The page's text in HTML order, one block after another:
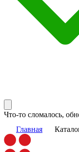
Что-то сломалось,
Главная